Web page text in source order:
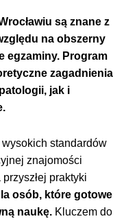
są znane z
na obszerny
egzaminy. Program
zagadnienia
jak i
standardów
znajomości
praktyki
osób, które gotowe
naukę. Kluczem do